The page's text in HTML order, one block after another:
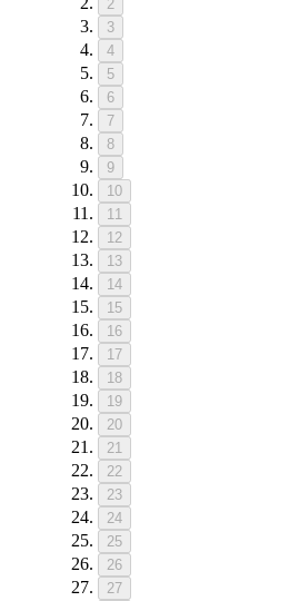
2
3
4
5
6
7
8
9
10
11
12
13
14
15
16
17
18
19
20
21
22
23
24
25
26
27